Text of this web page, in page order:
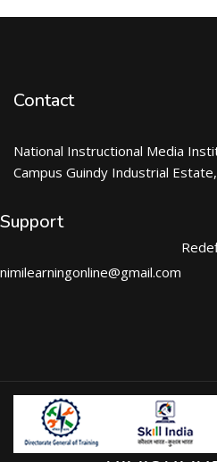
Contact
National Instructional Media
Campus Guindy Industrial
Support
nimilearningonline@gmail.com